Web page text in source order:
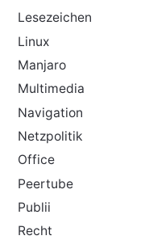
Lesezeichen
Linux
Manjaro
Multimedia
Navigation
Netzpolitik
Office
Peertube
Publii
Recht